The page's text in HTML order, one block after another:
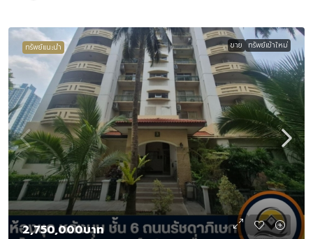
ทรัพย์แนะนำ ขาย ทรัพย์เข้าใหม่
2,750,000บาท